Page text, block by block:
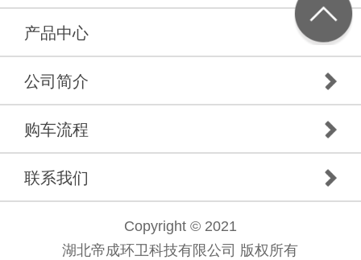
产品中心
公司简介
购车流程
联系我们
Copyright © 2021
湖北帝成环卫科技有限公司 版权所有